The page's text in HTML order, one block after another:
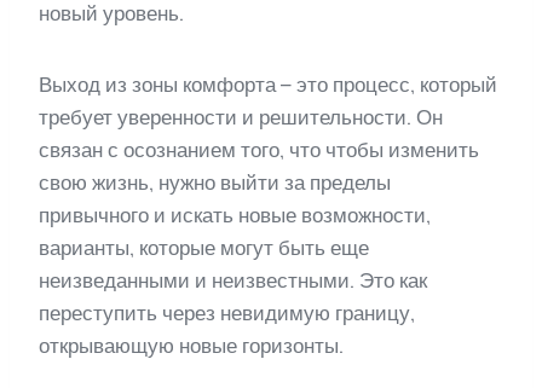
новый уровень.
Выход из зоны комфорта – это процесс, который
требует уверенности и решительности. Он
связан с осознанием того, что чтобы изменить
свою жизнь, нужно выйти за пределы
привычного и искать новые возможности,
варианты, которые могут быть еще
неизведанными и неизвестными. Это как
переступить через невидимую границу,
открывающую новые горизонты.